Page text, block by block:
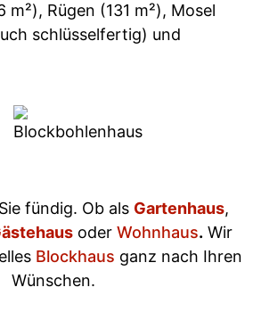
m²), Rügen (131 m²), Mosel
schlüsselfertig) und
fündig. Ob als Gartenhaus,
oderWohnhaus. Wir
Blockhaus ganz nach Ihren
Wünschen.